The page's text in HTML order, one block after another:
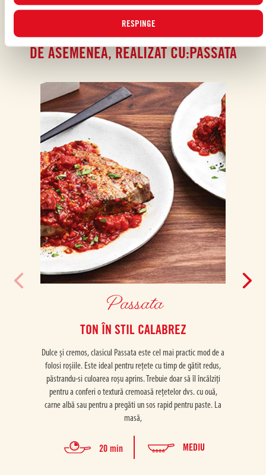
RESPINGE
DE ASEMENEA, REALIZAT CU:PASSATA
Passata
TON ÎN STIL CALABREZ
Dulce și cremos, clasicul Passata este cel mai practic mod de a
folosi roșiile. Este ideal pentru rețete cu timp de gătit redus,
păstrandu-si culoarea roșu aprins. Trebuie doar să îl încălziți
pentru a conferi o textură cremoasă rețetelor dvs. cu ouă,
carne albă sau pentru a pregăti un sos rapid pentru paste. La
masă,
20 min MEDIU